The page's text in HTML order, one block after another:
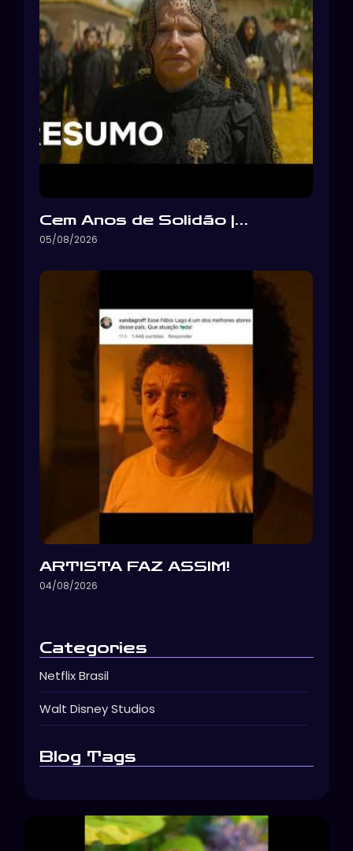
Cem Anos de Solidão |…
05/08/2026
ARTISTA FAZ ASSIM!
04/08/2026
Categories
Netflix Brasil
Walt Disney Studios
Blog Tags